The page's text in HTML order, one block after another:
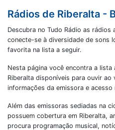
Rádios de Riberalta -
Descubra no Tudo Rádio as rádios
conecte-se à diversidade de sons
favorita na lista a seguir.
Nesta página você encontra a
Riberalta disponíveis para ouvir ao
informações da emissora e acesso
Além das emissoras sediadas na
possuem cobertura em Riberalta,
procura programação musical,